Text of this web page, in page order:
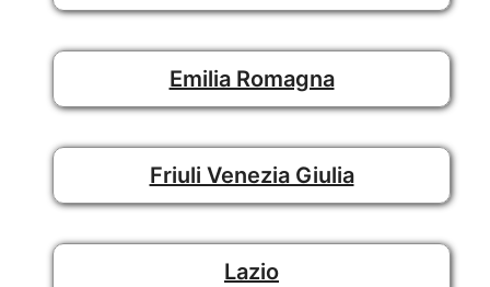
Emilia Romagna
Friuli Venezia Giulia
Lazio